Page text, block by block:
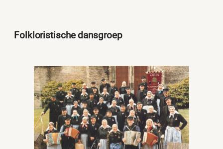
Folkloristische dansgroep